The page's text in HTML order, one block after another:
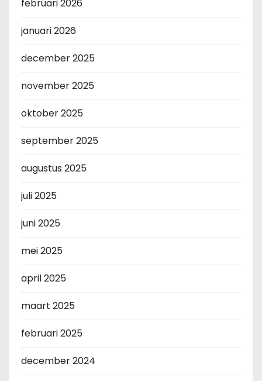
februari 2026
januari 2026
december 2025
november 2025
oktober 2025
september 2025
augustus 2025
juli 2025
juni 2025
mei 2025
april 2025
maart 2025
februari 2025
december 2024